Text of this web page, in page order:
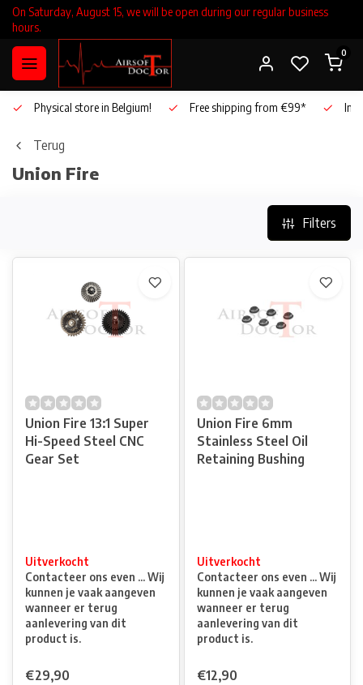
On Saturday, August 15, we will be open during our regular business
hours.
0
Physical store in Belgium! Free shipping from €99*
Terug
Union Fire
Filters
Union Fire 13:1 Super
Hi-Speed Steel CNC
Gear Set
Uitverkocht
Contacteer ons even ... Wij
kunnen je vaak aangeven
wanneer er terug
aanlevering van dit
product is.
€29,90
Union Fire 6mm
Stainless Steel Oil
Retaining Bushing
Uitverkocht
Contacteer ons even ... Wij
kunnen je vaak aangeven
wanneer er terug
aanlevering van dit
product is.
€12,90